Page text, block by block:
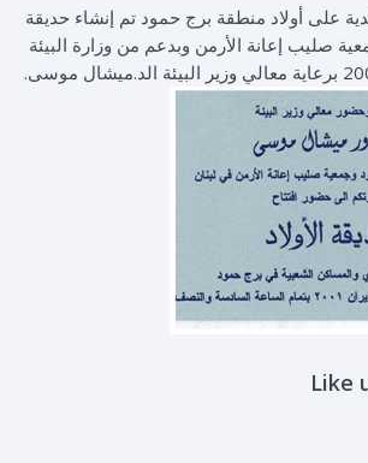
على أولاد منطقة برج حمود تم إنشاء حديقة
صليب إعانة الأرمن وبدعم من وزارة البيئة
Like